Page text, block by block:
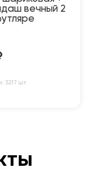
вечный 2
3217 шт